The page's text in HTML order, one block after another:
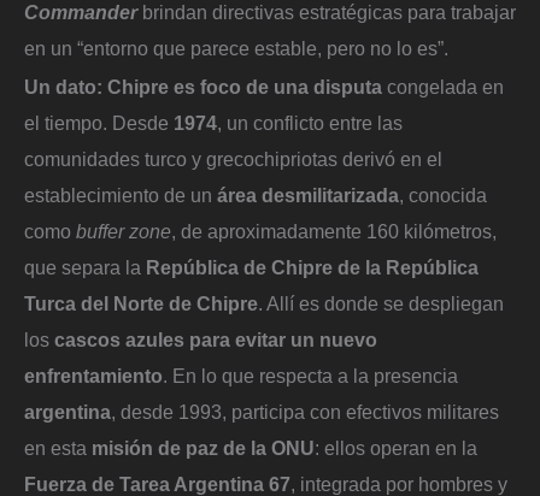
Commander brindan directivas estratégicas para trabajar
en un “entorno que parece estable, pero no lo es”.
Un dato: Chipre es foco de una disputa congelada en
el tiempo. Desde 1974, un conflicto entre las
comunidades turco y grecochipriotas derivó en el
establecimiento de un área desmilitarizada, conocida
como buffer zone, de aproximadamente 160 kilómetros,
que separa la República de Chipre de la República
Turca del Norte de Chipre. Allí es donde se despliegan
los cascos azules para evitar un nuevo
enfrentamiento. En lo que respecta a la presencia
argentina, desde 1993, participa con efectivos militares
en esta misión de paz de la ONU: ellos operan en la
Fuerza de Tarea Argentina 67, integrada por hombres y